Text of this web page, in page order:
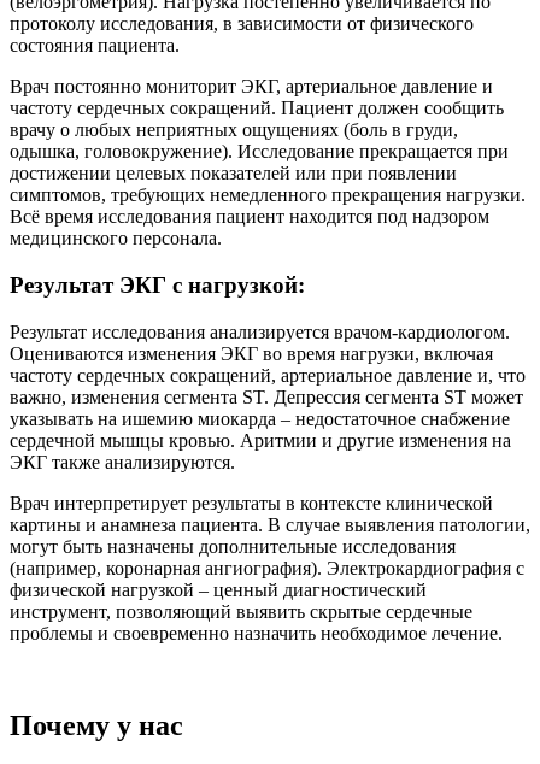
протоколу исследования, в зависимости от физического
состояния пациента.
Врач постоянно мониторит ЭКГ, артериальное давление и
частоту сердечных сокращений. Пациент должен сообщить
врачу о любых неприятных ощущениях (боль в груди,
одышка, головокружение). Исследование прекращается при
достижении целевых показателей или при появлении
симптомов, требующих немедленного прекращения нагрузки.
Всё время исследования пациент находится под надзором
медицинского персонала.
Результат ЭКГ с нагрузкой:
Результат исследования анализируется врачом-кардиологом.
Оцениваются изменения ЭКГ во время нагрузки, включая
частоту сердечных сокращений, артериальное давление и, что
важно, изменения сегмента ST. Депрессия сегмента ST может
указывать на ишемию миокарда – недостаточное снабжение
сердечной мышцы кровью. Аритмии и другие изменения на
ЭКГ также анализируются.
Врач интерпретирует результаты в контексте клинической
картины и анамнеза пациента. В случае выявления патологии,
могут быть назначены дополнительные исследования
(например, коронарная ангиография). Электрокардиография с
физической нагрузкой – ценный диагностический
инструмент, позволяющий выявить скрытые сердечные
проблемы и своевременно назначить необходимое лечение.
Почему у нас